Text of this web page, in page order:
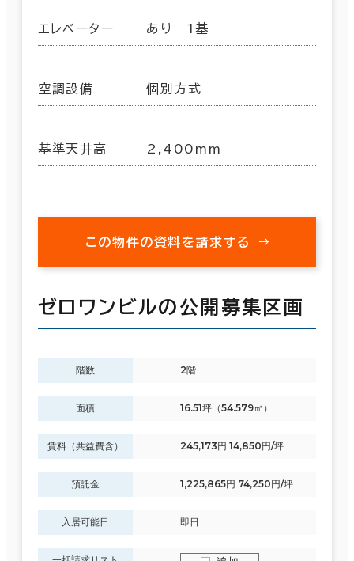
エレベーター あり 1基
空調設備 個別方式
基準天井高 2,400mm
この物件の資料を請求する
ゼロワンビルの公開募集区画
階数 2階
面積 16.51坪（54.579㎡）
賃料（共益費含） 245,173円 14,850円/坪
預託金 1,225,865円 74,250円/坪
入居可能日 即日